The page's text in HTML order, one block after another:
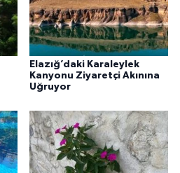
Elazığ’daki Karaleylek
Kanyonu Ziyaretçi Akınına
Uğruyor